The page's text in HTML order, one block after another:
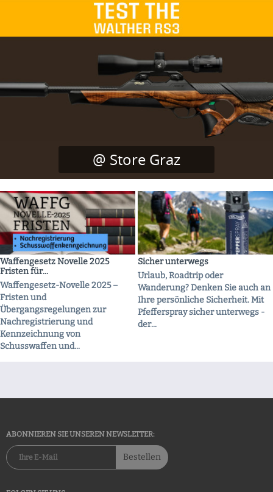
@ Store Graz
Waffengesetz Novelle 2025
Fristen für...
Waffengesetz-Novelle 2025 –
Fristen und
Übergangsregelungen zur
Nachregistrierung und
Kennzeichnung von
Schusswaffen und...
Sicher unterwegs
Urlaub, Roadtrip oder
Wanderung? Denken Sie auch an
Ihre persönliche Sicherheit. Mit
Pfefferspray sicher unterwegs -
der...
ABONNIEREN SIE UNSEREN NEWSLETTER:
Bestellen